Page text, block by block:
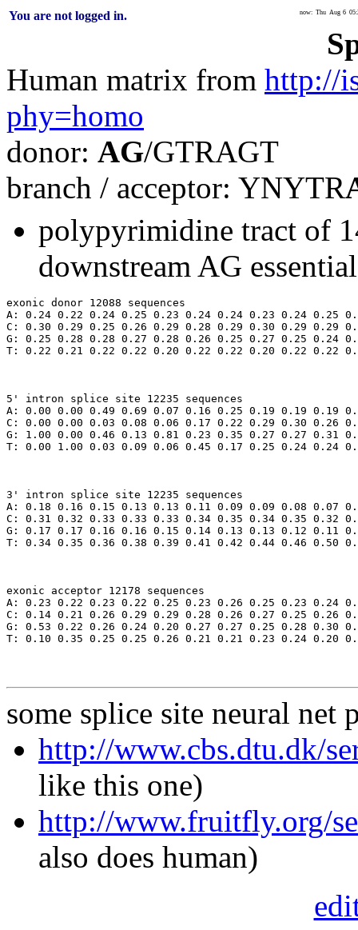
You are not logged in. now: Thu Aug 6
Human matrix from http://
phy=homo
donor: AG/GTRAGT
branch / acceptor: YNYTR
polypyrimidine tract of
downstream AG essential
exonic donor 12088 sequences
A: 0.24 0.22 0.24 0.25 0.23 0.24 0.24 0.23 0.24 0.25
C: 0.30 0.29 0.25 0.26 0.29 0.28 0.29 0.30 0.29 0.29
G: 0.25 0.28 0.28 0.27 0.28 0.26 0.25 0.27 0.25 0.24
5' intron splice site 12235 sequences
A: 0.00 0.00 0.49 0.69 0.07 0.16 0.25 0.19 0.19 0.19
C: 0.00 0.00 0.03 0.08 0.06 0.17 0.22 0.29 0.30 0.26
G: 1.00 0.00 0.46 0.13 0.81 0.23 0.35 0.27 0.27 0.31
3' intron splice site 12235 sequences
A: 0.18 0.16 0.15 0.13 0.13 0.11 0.09 0.09 0.08 0.07
C: 0.31 0.32 0.33 0.33 0.33 0.34 0.35 0.34 0.35 0.32
G: 0.17 0.17 0.16 0.16 0.15 0.14 0.13 0.13 0.12 0.11
exonic acceptor 12178 sequences
A: 0.23 0.22 0.23 0.22 0.25 0.23 0.26 0.25 0.23 0.24
C: 0.14 0.21 0.26 0.29 0.29 0.28 0.26 0.27 0.25 0.26
G: 0.53 0.22 0.26 0.24 0.20 0.27 0.27 0.25 0.28 0.30
some splice site neural net
http://www.cbs.dtu.dk/
like this one)
http://www.fruitfly.org/
also does human)